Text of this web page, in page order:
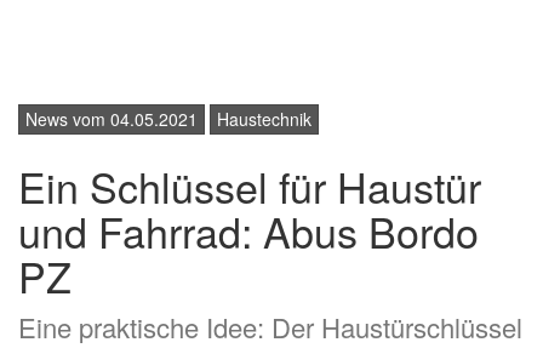
News vom 04.05.2021 Haustechnik
Ein Schlüssel für Haustür
und Fahrrad: Abus Bordo
PZ
Eine praktische Idee: Der Haustürschlüssel